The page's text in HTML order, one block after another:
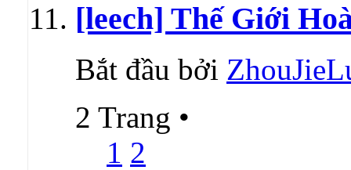
[leech] Thế Giới
Bắt đầu bởi
2 Trang •
1 2